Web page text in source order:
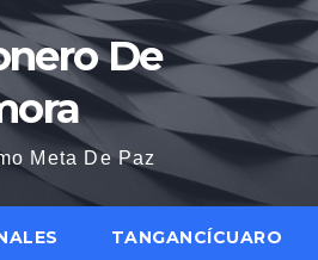
De
Meta De Paz
TANGANCÍCUARO